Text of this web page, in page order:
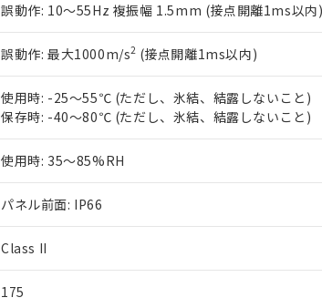
誤動作: 10～55Hz 複振幅 1.5mm (接点開離1ms以内)
誤動作: 最大1000m/s2 (接点開離1ms以内)
使用時: -25～55℃ (ただし、氷結、結露しないこと)
保存時: -40～80℃ (ただし、氷結、結露しないこと)
使用時: 35～85%RH
パネル前面: IP66
Class II
175